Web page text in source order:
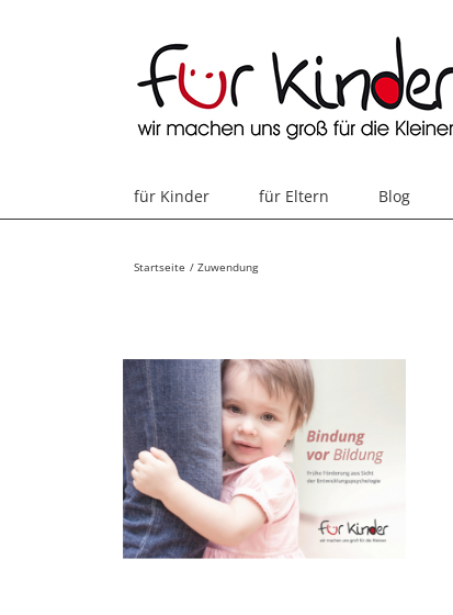
für Kinder für Eltern Blog
Startseite Zuwendung